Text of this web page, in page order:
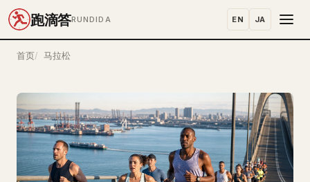
跑滴答RUNDIDA EN JA
首页 马拉松